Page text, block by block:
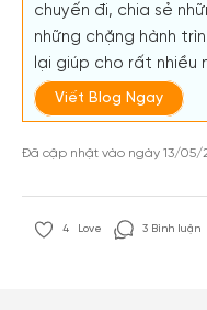
chuyến đi, chia sẻ
những chặng hành
lại giúp cho rất nhiều
Viết Blog Ngay
Đã cập nhật vào ngày 13/05/
4 Love 3 Bình luận
Tạo tài khoản để
dẫn dành cho
Gody.vn
Facebook